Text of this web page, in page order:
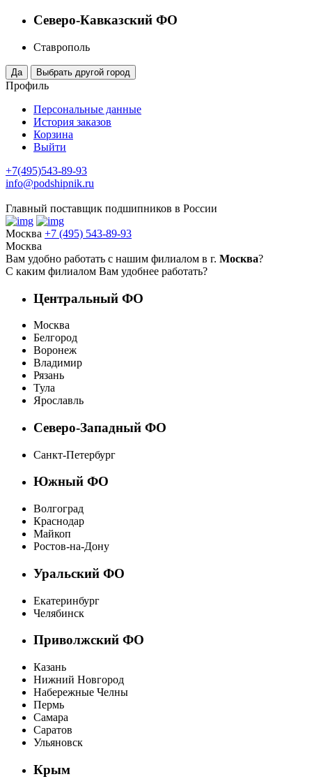
Северо-Кавказский ФО
Ставрополь
Профиль
Персональные данные
История заказов
Корзина
Выйти
+7(495)543-89-93
info@podshipnik.ru
Главный поставщик подшипников в России
Москва +7 (495) 543-89-93
Москва
Вам удобно работать с нашим филиалом в г. Москва?
С каким филиалом Вам удобнее работать?
Центральный ФО
Москва
Белгород
Воронеж
Владимир
Рязань
Тула
Ярославль
Северо-Западный ФО
Санкт-Петербург
Южный ФО
Волгоград
Краснодар
Майкоп
Ростов-на-Дону
Уральский ФО
Екатеринбург
Челябинск
Приволжский ФО
Казань
Нижний Новгород
Набережные Челны
Пермь
Самара
Саратов
Ульяновск
Крым